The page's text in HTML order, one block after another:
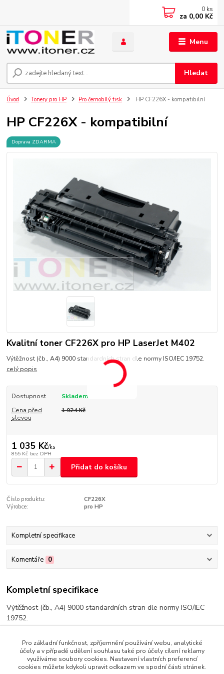
Menu
Hledat
0 ks
za 0,00 Kč
Úvod Tonery pro HP Pro černobílý tisk HP CF226X - kompatibilní
HP CF226X - kompatibilní
Doprava ZDARMA
Kvalitní toner CF226X pro HP LaserJet M402
Výtěžnost (čb., A4) 9000 standardních stran dle normy ISO/IEC 19752.
celý popis
Dostupnost
Skladem
Cena před
slevou
1 924 Kč
1 035 Kč/ks
855 Kč bez DPH
Přidat do košíku
Číslo produktu:
CF226X
Výrobce:
pro HP
Kompletní specifikace
Komentáře 0
Kompletní specifikace
Výtěžnost (čb., A4) 9000 standardních stran dle normy ISO/IEC
19752.
Zboží zařazeno v kategoriích
Pro základní funkčnost, zpříjemnění používání webu, analytické
účely a v případě udělení souhlasu také pro účely cílení reklamy
využíváme soubory cookies. Nastavení vlastních preferencí
cookies můžete kdykoli upravit odkazem ve spodní části stránek.